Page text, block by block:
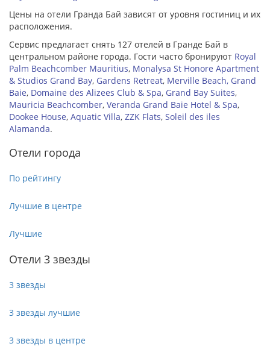
Цены на отели Гранда Бай зависят от уровня гостиниц и их
расположения.
Сервис предлагает снять 127 отелей в Гранде Бай в
центральном районе города. Гости часто бронируют Royal
Palm Beachcomber Mauritius, Monalysa St Honore Apartment
& Studios Grand Bay, Gardens Retreat, Merville Beach, Grand
Baie, Domaine des Alizees Club & Spa, Grand Bay Suites,
Mauricia Beachcomber, Veranda Grand Baie Hotel & Spa,
Dookee House, Aquatic Villa, ZZK Flats, Soleil des iles
Alamanda.
Отели города
По рейтингу
Лучшие в центре
Лучшие
Отели 3 звезды
3 звезды
3 звезды лучшие
3 звезды в центре